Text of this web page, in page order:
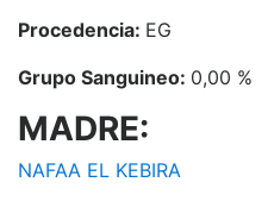
Procedencia: EG
Grupo Sanguineo: 0,00 %
MADRE:
NAFAA EL KEBIRA